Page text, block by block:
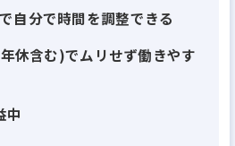
自分で時間を調整できる
休含む)でムリせず働きやす
中